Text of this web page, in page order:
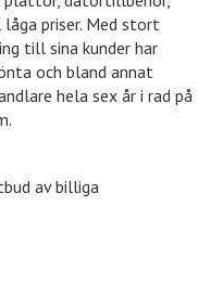
priser. Med stort
till sina kunder har
och bland annat
hela sex år i rad på